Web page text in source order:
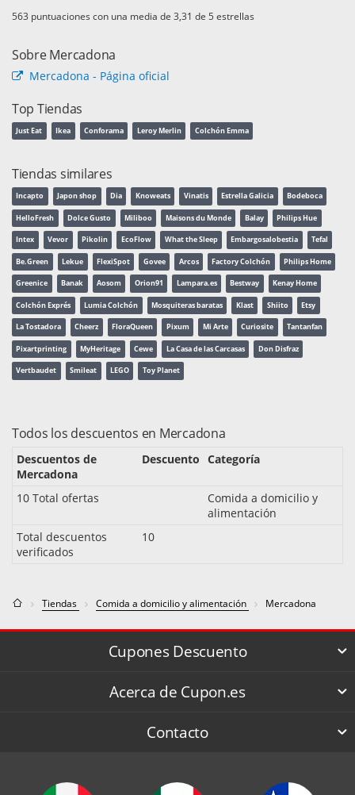
puntuaciones con una media de de 5 estrellas
Sobre Mercadona
Mercadona - Página oficial
Top Tiendas
Just Eat Ikea Conforama Leroy Merlin Colchón Emma
Tiendas similares
Incapto Japon shop Dia Knoweats Vinatis Estrella Galicia Bodeboca
HelloFresh Dolce Gusto Miliboo Maisons du Monde Balay Philips Hue
Intex Vevor Pikolin EcoFlow What the Sleep Embargosalobestia Tefal
Be.Green Lekue FlexiSpot Govee Arcos Factory Colchón Philips Home
Greenice Banak Aosom Orion91 Lampara.es Bestway Kenay Home
Colchón Exprés Lumia Colchón Mosquiteras baratas Klast Shiito Etsy
La Tostadora Cheerz FloraQueen Pixum Mi Arte Curiosite Tantanfan
Pixartprinting MyHeritage Cewe La Casa de las Carcasas Don Disfraz
Vertbaudet Smileat LEGO Toy Planet
Todos los descuentos en Mercadona
Descuentos de
Mercadona
Descuento Categoría
10 Total ofertas
Comida a domicilio y
alimentación
Total descuentos
verificados
10
Tiendas Comida a domicilio y alimentación Mercadona
Cupones Descuento
Acerca de Cupon.es
Contacto